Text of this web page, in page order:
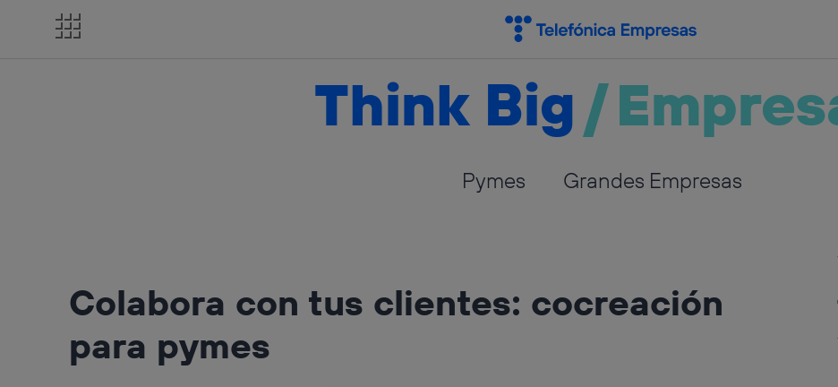
Think Big/
Pymes Grandes Empresas
Colabora con tus clientes: cocreación
para pymes